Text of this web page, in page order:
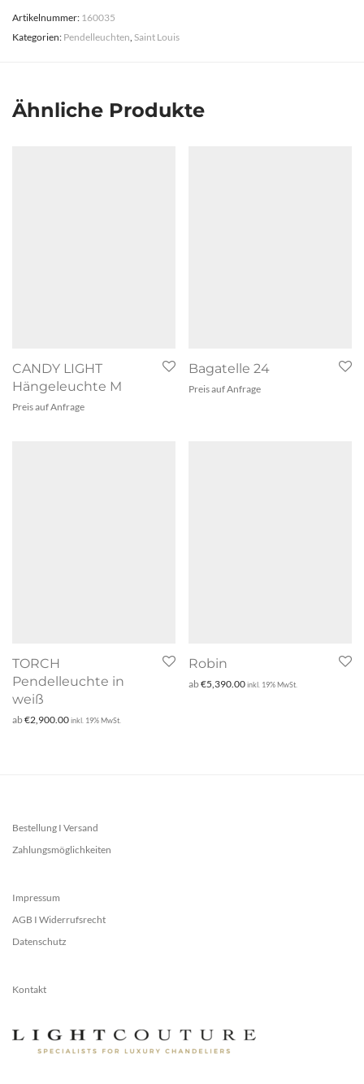
Artikelnummer: 160035
Kategorien: Pendelleuchten Saint Louis
Ähnliche Produkte
CANDY LIGHT
Hängeleuchte M
Preis auf Anfrage
Bagatelle 24
Preis auf Anfrage
TORCH
Pendelleuchte in
weiß
ab€2,900.00inkl. 19% MwSt.
Robin
ab€5,390.00inkl. 19% MwSt.
Bestellung I Versand
Zahlungsmöglichkeiten
Impressum
AGB I Widerrufsrecht
Datenschutz
Kontakt